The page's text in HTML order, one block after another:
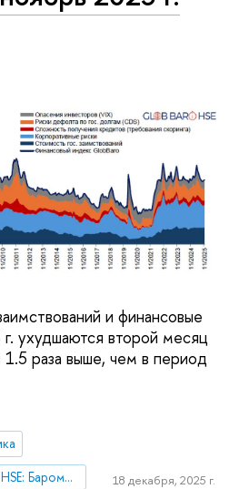
и финансовые
ухудшаются второй месяц
раза выше, чем в период
Мониторинг «GlobBaro HSE: Барометр мировой экономики»
18 декабря, 2025 г.